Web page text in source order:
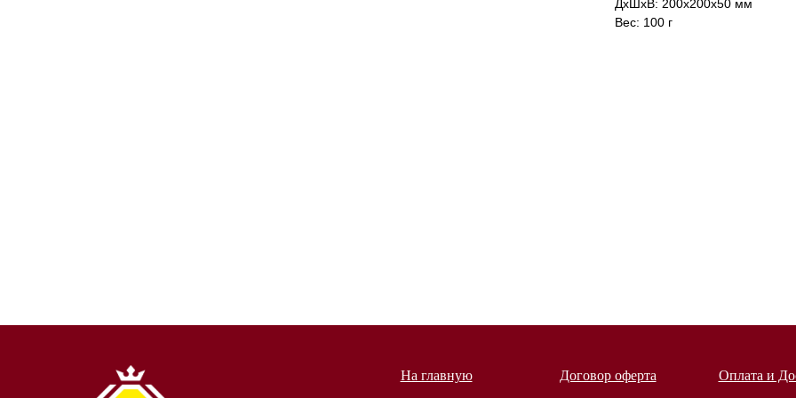
ДxШxВ: 200x200x50 мм
Вес: 100 г
На главную
Договор оферта
Оплата и